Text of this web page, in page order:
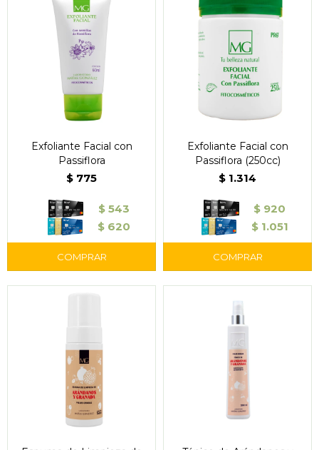
Exfoliante Facial con
Passiflora
$ 775
$ 543
$ 620
Exfoliante Facial con
Passiflora (250cc)
$ 1.314
$ 920
$ 1.051